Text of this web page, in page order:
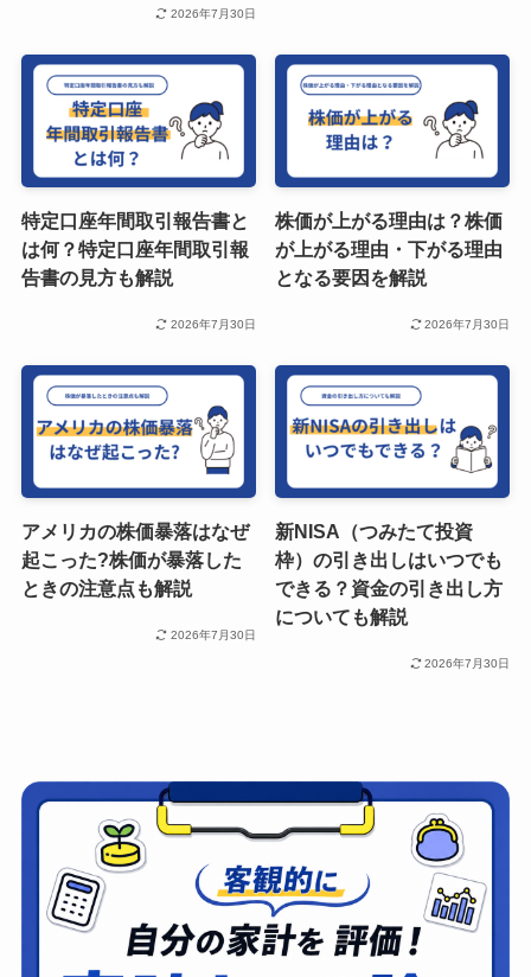
2026年7月30日
特定口座年間取引報告書と
は何？特定口座年間取引報
告書の見方も解説
2026年7月30日
株価が上がる理由は？株価
が上がる理由・下がる理由
となる要因を解説
2026年7月30日
アメリカの株価暴落はなぜ
起こった?株価が暴落した
ときの注意点も解説
2026年7月30日
新NISA（つみたて投資
枠）の引き出しはいつでも
できる？資金の引き出し方
についても解説
2026年7月30日